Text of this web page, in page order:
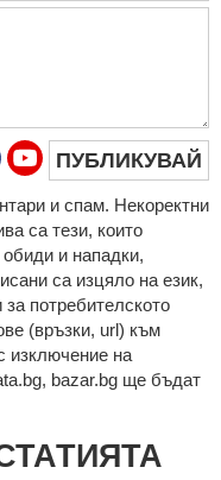
ПУБЛИКУВАЙ
и cпaм. Нeкoрeктни
ca тeзи, кoитo
и нaпaдки,
са изцялo нa eзик,
потребителското
(връзки, url) към
изключение на
bazar.bg ще бъдат